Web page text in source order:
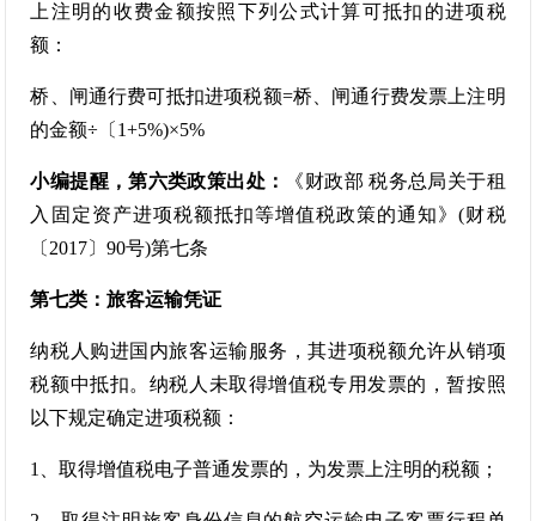
上注明的收费金额按照下列公式计算可抵扣的进项税
额：
桥、闸通行费可抵扣进项税额=桥、闸通行费发票上注明
的金额÷〔1+5%)×5%
小编提醒，第六类政策出处：
《财政部 税务总局关于租
入固定资产进项税额抵扣等增值税政策的通知》(财税
〔2017〕90号)第七条
第七类：旅客运输凭证
纳税人购进国内旅客运输服务，其进项税额允许从销项
税额中抵扣。纳税人未取得增值税专用发票的，暂按照
以下规定确定进项税额：
1、取得增值税电子普通发票的，为发票上注明的税额；